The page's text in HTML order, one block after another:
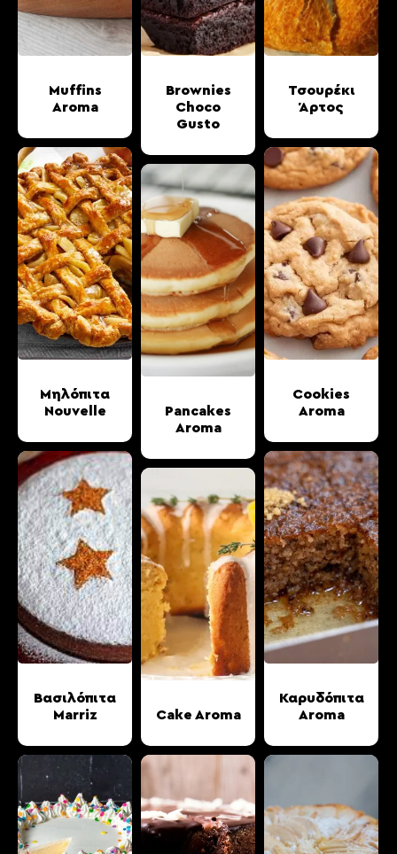
Muffins
Aroma
Brownies
Choco
Gusto
Τσουρέκι
Άρτος
Μηλόπιτα
Nouvelle
Cookies
Aroma
Pancakes
Aroma
Βασιλόπιτα
Marriz
Καρυδόπιτα
Aroma
Cake Aroma